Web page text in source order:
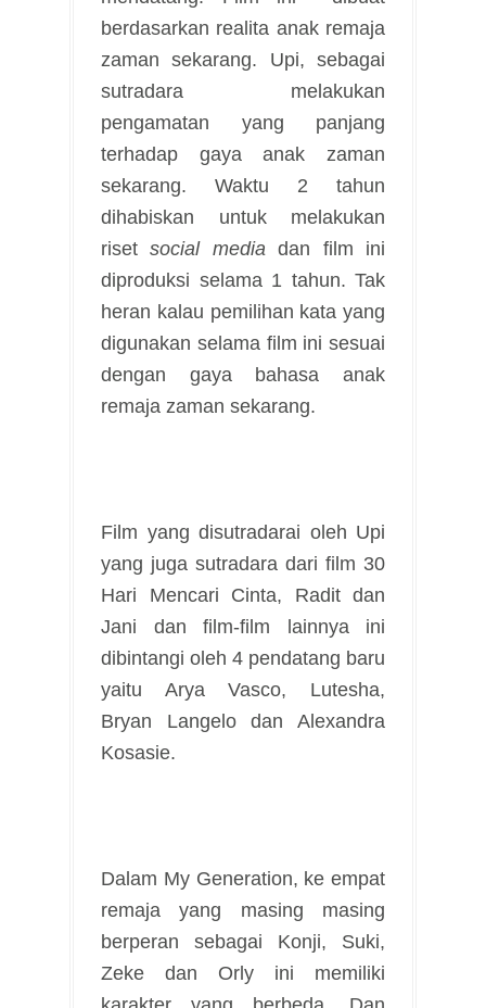
berdasarkan realita anak remaja
zaman sekarang. Upi, sebagai
sutradara melakukan
pengamatan yang panjang
terhadap gaya anak zaman
sekarang. Waktu 2 tahun
dihabiskan untuk melakukan
risetsocial media dan film ini
diproduksi selama 1 tahun. Tak
heran kalau pemilihan kata yang
digunakan selama film ini sesuai
dengan gaya bahasa anak
remaja zaman sekarang.
Film yang disutradarai oleh Upi
yang juga sutradara dari film 30
Hari Mencari Cinta, Radit dan
Jani dan film-film lainnya ini
dibintangi oleh 4 pendatang baru
yaitu Arya Vasco, Lutesha,
Bryan Langelo dan Alexandra
Kosasie.
Dalam My Generation, ke empat
remaja yang masing masing
berperan sebagai Konji, Suki,
Zeke dan Orly ini memiliki